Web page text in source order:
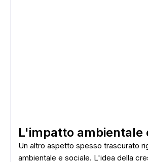
L'impatto ambientale
Un altro aspetto spesso trascurato
ambientale e sociale. L'idea della